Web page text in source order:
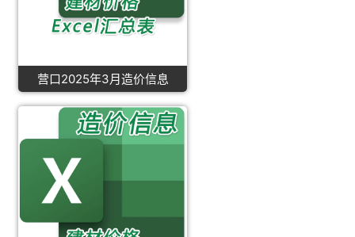
营口2025年3月造价信息